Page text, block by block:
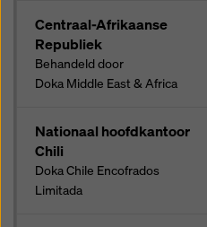
Centraal-Afrikaanse
Republiek
Behandeld door
Doka Middle East & Africa
Nationaal hoofdkantoor
Chili
Doka Chile Encofrados
Limitada